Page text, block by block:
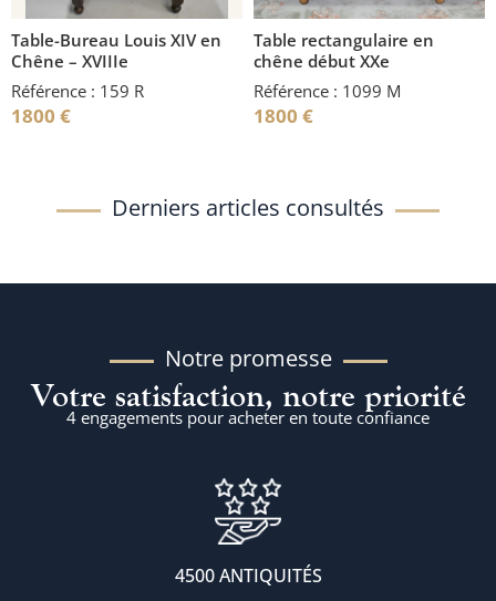
Table-Bureau Louis XIV en
Chêne – XVIIIe
Référence : 159 R
1800 €
Table rectangulaire en
chêne début XXe
Référence : 1099 M
1800 €
Derniers articles consultés
Notre promesse
Votre satisfaction, notre priorité
4 engagements pour acheter en toute confiance
4500 ANTIQUITÉS